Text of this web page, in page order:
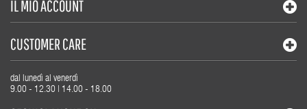
IL MIO ACCOUNT
CUSTOMER CARE
dal lunedì al venerdì
9.00 - 12.30 | 14.00 - 18.00